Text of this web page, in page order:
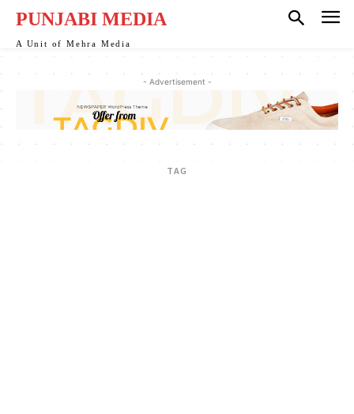
PUNJABI MEDIA
A Unit of Mehra Media
- Advertisement -
TAG